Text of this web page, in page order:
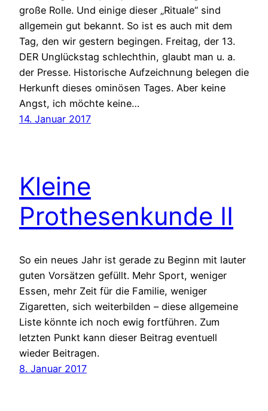
große Rolle. Und einige dieser „Rituale“ sind
allgemein gut bekannt. So ist es auch mit dem
Tag, den wir gestern begingen. Freitag, der 13.
DER Unglückstag schlechthin, glaubt man u. a.
der Presse. Historische Aufzeichnung belegen die
Herkunft dieses ominösen Tages. Aber keine
Angst, ich möchte keine…
14. Januar 2017
Kleine
Prothesenkunde II
So ein neues Jahr ist gerade zu Beginn mit lauter
guten Vorsätzen gefüllt. Mehr Sport, weniger
Essen, mehr Zeit für die Familie, weniger
Zigaretten, sich weiterbilden – diese allgemeine
Liste könnte ich noch ewig fortführen. Zum
letzten Punkt kann dieser Beitrag eventuell
wieder Beitragen.
8. Januar 2017